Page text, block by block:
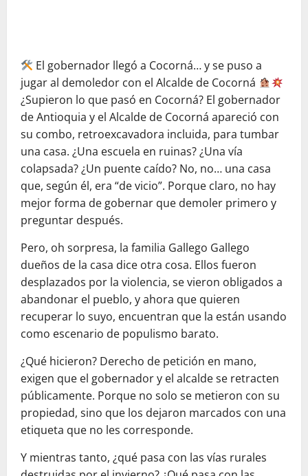
El gobernador llegó a Cocorná… y se puso a
jugar al demoledor con el Alcalde de Cocorná
¿Supieron lo que pasó en Cocorná? El gobernador
de Antioquia y el Alcalde de Cocorná apareció con
su combo, retroexcavadora incluida, para tumbar
una casa. ¿Una escuela en ruinas? ¿Una vía
colapsada? ¿Un puente caído? No, no… una casa
que, según él, era “de vicio”. Porque claro, no hay
mejor forma de gobernar que demoler primero y
preguntar después.
Pero, oh sorpresa, la familia Gallego Gallego
dueños de la casa dice otra cosa. Ellos fueron
desplazados por la violencia, se vieron obligados a
abandonar el pueblo, y ahora que quieren
recuperar lo suyo, encuentran que la están usando
como escenario de populismo barato.
¿Qué hicieron? Derecho de petición en mano,
exigen que el gobernador y el alcalde se retracten
públicamente. Porque no solo se metieron con su
propiedad, sino que los dejaron marcados con una
etiqueta que no les corresponde.
Y mientras tanto, ¿qué pasa con las vías rurales